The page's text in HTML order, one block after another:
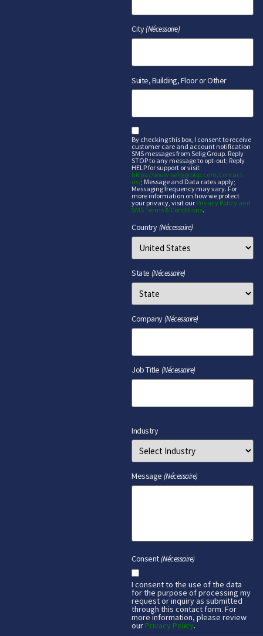
City(Nécessaire)
Suite, Building, Floor or Other
sms
By checking this box, I consent to receive
customer care and account notification
SMS messages from Selig Group. Reply
STOP to any message to opt-out; Reply
HELP for support or visit
https://www.seliggroup.com/contact-
us/; Message and Data rates apply;
Messaging frequency may vary. For
more information on how we protect
your privacy, visit our Privacy Policy and
SMS Terms & Conditions.
Country (Nécessaire)
State (Nécessaire)
Company (Nécessaire)
Job Title (Nécessaire)
Industry
Message (Nécessaire)
Consent (Nécessaire)
I consent to the use of the data
for the purpose of processing my
request or inquiry as submitted
through this contact form. For
more information, please review
our Privacy Policy.